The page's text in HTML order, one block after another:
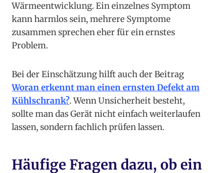
Wärmeentwicklung. Ein einzelnes Symptom
kann harmlos sein, mehrere Symptome
zusammen sprechen eher für ein ernstes
Problem.
Bei der Einschätzung hilft auch der Beitrag
Woran erkennt man einen ernsten Defekt am
Kühlschrank?. Wenn Unsicherheit besteht,
sollte man das Gerät nicht einfach weiterlaufen
lassen, sondern fachlich prüfen lassen.
Häufige Fragen dazu, ob ein